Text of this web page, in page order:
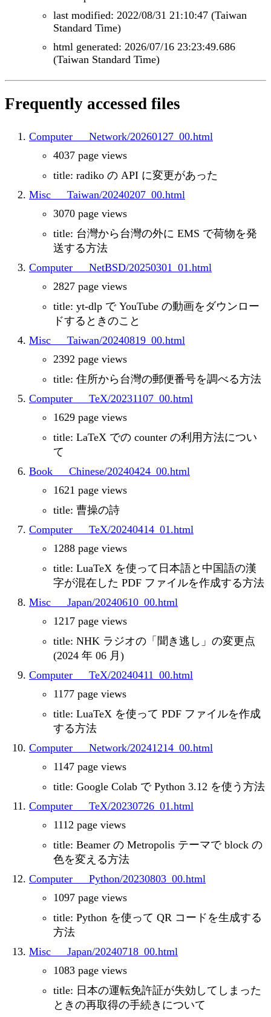
last modified: 2022/08/31 21:10:47 (Taiwan
Standard Time)
html generated: 2026/07/16 23:23:49.686
(Taiwan Standard Time)
Frequently accessed files
Computer___Network/20260127_00.html
4037 page views
title: radiko の API に変更があった
Misc___Taiwan/20240207_00.html
3070 page views
title: 台灣から台灣の外に EMS で荷物を発
送する方法
Computer___NetBSD/20250301_01.html
2827 page views
title: yt-dlp で YouTube の動画をダウンロー
ドするときのこと
Misc___Taiwan/20240819_00.html
2392 page views
title: 住所から台灣の郵便番号を調べる方法
Computer___TeX/20231107_00.html
1629 page views
title: LaTeX での counter の利用方法につい
て
Book___Chinese/20240424_00.html
1621 page views
title: 曹操の詩
Computer___TeX/20240414_01.html
1288 page views
title: LuaTeX を使って日本語と中国語の漢
字が混在した PDF ファイルを作成する方法
Misc___Japan/20240610_00.html
1217 page views
title: NHK ラジオの「聞き逃し」の変更点
(2024 年 06 月)
Computer___TeX/20240411_00.html
1177 page views
title: LuaTeX を使って PDF ファイルを作成
する方法
Computer___Network/20241214_00.html
1147 page views
title: Google Colab で Python 3.12 を使う方法
Computer___TeX/20230726_01.html
1112 page views
title: Beamer の Metropolis テーマで block の
色を変える方法
Computer___Python/20230803_00.html
1097 page views
title: Python を使って QR コードを生成する
方法
Misc___Japan/20240718_00.html
1083 page views
title: 日本の運転免許証が失効してしまった
ときの再取得の手続きについて